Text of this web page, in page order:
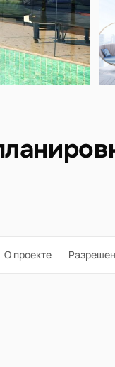
О проекте